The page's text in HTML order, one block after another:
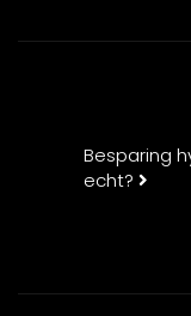
Besparing
echt?